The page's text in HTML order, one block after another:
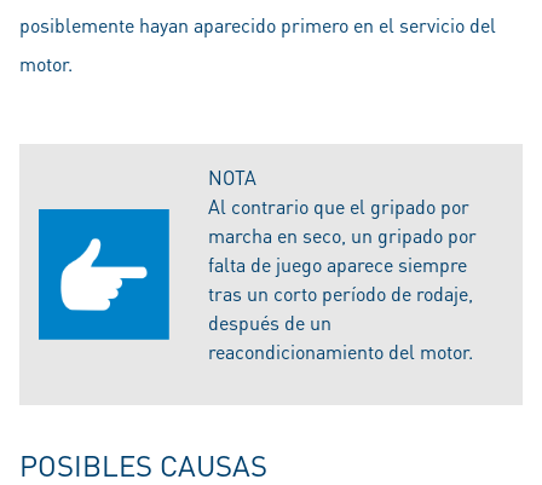
posiblemente hayan aparecido primero en el servicio del
motor.
NOTA
Al contrario que el gripado por
marcha en seco, un gripado por
falta de juego aparece siempre
tras un corto período de rodaje,
después de un
reacondicionamiento del motor.
POSIBLES CAUSAS